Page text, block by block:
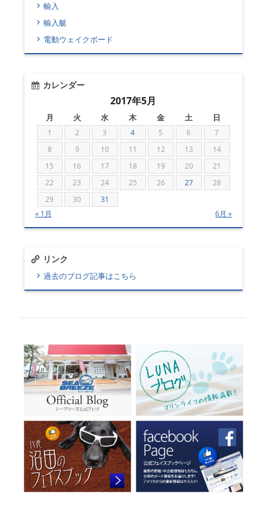
輸入
輸入艇
電動ウェイクボード
カレンダー
2017年5月
月 火 水 木 金 土 日
1 2 3 4 5 6
7
8
9 10 11 12 13
14
15
16 17 18 19 20
21
22
23 24 25 26 27
28
29
30
31
« 1月
6月 »
リンク
過去のブログ記事はこちら